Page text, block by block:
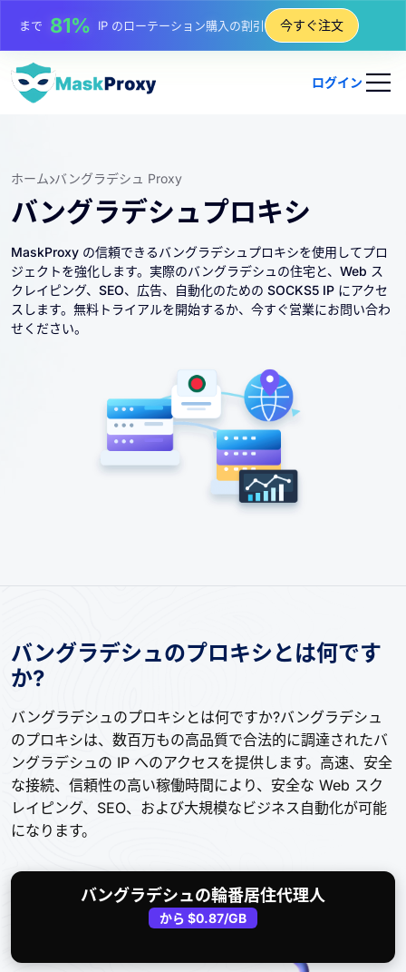
まで 25%
まで81%IP のローテーション購入の割引
今すぐ注文
ログイン
ホーム バングラデシュ Proxy
バングラデシュプロキシ
MaskProxy の信頼できるバングラデシュプロキシを使用してプロ
ジェクトを強化します。実際のバングラデシュの住宅と、Web ス
クレイピング、SEO、広告、自動化のための SOCKS5 IP にアクセ
スします。無料トライアルを開始するか、今すぐ営業にお問い合わ
せください。
バングラデシュのプロキシとは何です
か?
バングラデシュのプロキシとは何ですか?バングラデシュ
のプロキシは、数百万もの高品質で合法的に調達されたバ
ングラデシュの IP へのアクセスを提供します。高速、安全
な接続、信頼性の高い稼働時間により、安全な Web スク
レイピング、SEO、および大規模なビジネス自動化が可能
になります。
バングラデシュの輪番居住代理人
から $0.87/GB